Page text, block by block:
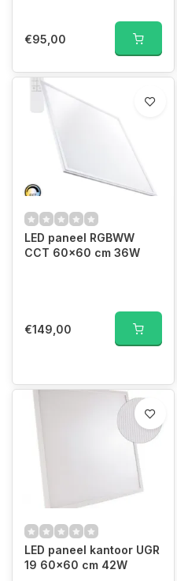
€95,00
LED paneel RGBWW
CCT 60x60 cm 36W
€149,00
LED paneel kantoor UGR
19 60x60 cm 42W